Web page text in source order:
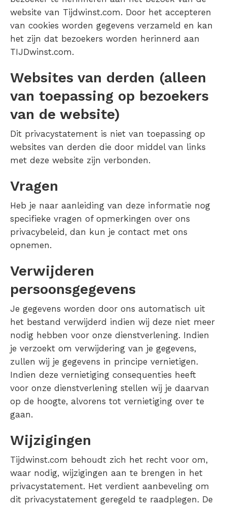
website van Tijdwinst.com. Door het accepteren
van cookies worden gegevens verzameld en kan
het zijn dat bezoekers worden herinnerd aan
TIJDwinst.com.
Websites van derden (alleen
van toepassing op bezoekers
van de website)
Dit privacystatement is niet van toepassing op
websites van derden die door middel van links
met deze website zijn verbonden.
Vragen
Heb je naar aanleiding van deze informatie nog
specifieke vragen of opmerkingen over ons
privacybeleid, dan kun je contact met ons
opnemen.
Verwijderen
persoonsgegevens
Je gegevens worden door ons automatisch uit
het bestand verwijderd indien wij deze niet meer
nodig hebben voor onze dienstverlening. Indien
je verzoekt om verwijdering van je gegevens,
zullen wij je gegevens in principe vernietigen.
Indien deze vernietiging consequenties heeft
voor onze dienstverlening stellen wij je daarvan
op de hoogte, alvorens tot vernietiging over te
gaan.
Wijzigingen
Tijdwinst.com behoudt zich het recht voor om,
waar nodig, wijzigingen aan te brengen in het
privacystatement. Het verdient aanbeveling om
dit privacystatement geregeld te raadplegen. De